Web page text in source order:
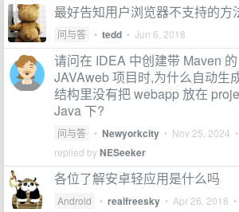
最好告知用户浏览器不支持的方
问与答 • tedd • Jun 6, 2018
请问在 IDEA 中创建带 Maven 的
JAVAweb 项目时,为什么自动生
结构里没有把 webapp 放在
Java 下?
问与答 • Newyorkcity • Nov 25, 2024
replied byNESeeker
各位了解安卓轻应用是什么吗
Android • realfreesky • Apr 26, 2018